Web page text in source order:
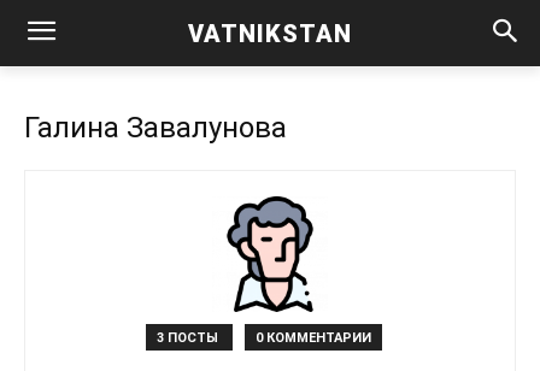
VATNIKSTAN
Галина Завалунова
3 ПОСТЫ 0 КОММЕНТАРИИ